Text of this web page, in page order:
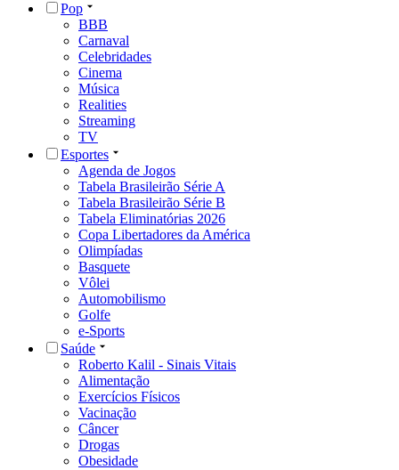
Pop
BBB
Carnaval
Celebridades
Cinema
Música
Realities
Streaming
TV
Esportes
Agenda de Jogos
Tabela Brasileirão Série A
Tabela Brasileirão Série B
Tabela Eliminatórias 2026
Copa Libertadores da América
Olimpíadas
Basquete
Vôlei
Automobilismo
Golfe
e-Sports
Saúde
Roberto Kalil - Sinais Vitais
Alimentação
Exercícios Físicos
Vacinação
Câncer
Drogas
Obesidade